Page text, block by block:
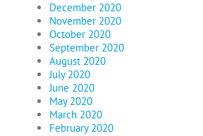
December 2020
November 2020
October 2020
September 2020
August 2020
July 2020
June 2020
May 2020
March 2020
February 2020